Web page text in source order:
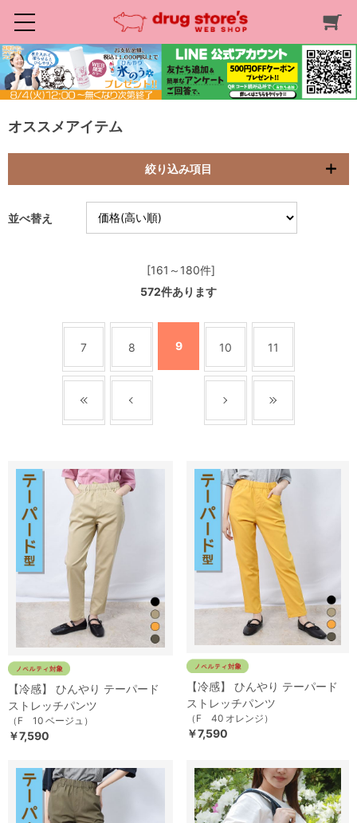
オススメアイテム
絞り込み項目
並べ替え
[161～180件]
572件あります
7 8 9 10 11
【冷感】 ひんやり テーパード
ストレッチパンツ
（F 10 ベージュ）
￥7,590
【冷感】 ひんやり テーパード
ストレッチパンツ
（F 40 オレンジ）
￥7,590